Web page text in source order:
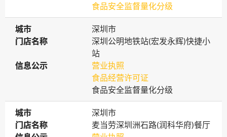
食品安全监督量化分级
城市
城市
深圳市
门店名称
门店名称
深圳公明地铁站(宏发永辉)快捷小
站
信息公示
信息公示
营业执照
食品经营许可证
食品安全监督量化分级
城市
城市
深圳市
门店名称
门店名称
麦当劳深圳洲石路(润科华府)餐厅